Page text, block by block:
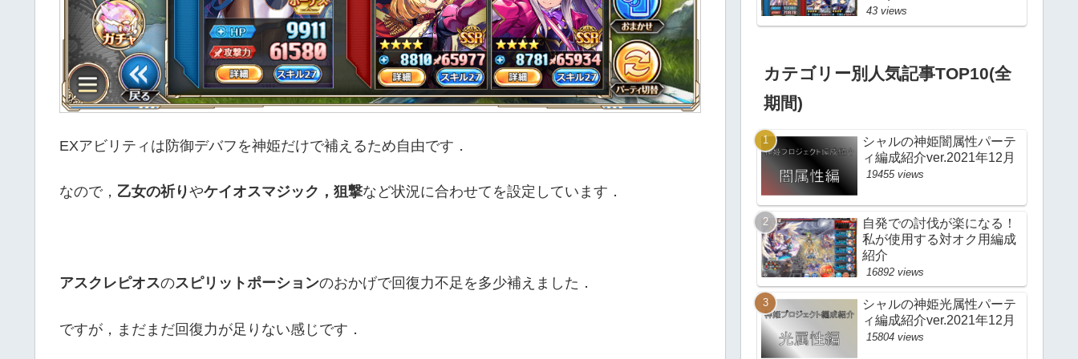
EXアビリティは防御デバフを神姫だけで補えるため自由です．
なので， 乙女の祈りやケイオスマジック，狙撃など状況に合わせてを設定しています．
アスクレピオスのスピリットポーションのおかげで回復力不足を多少補えました．
ですが，まだまだ回復力が足りない感じです．
43 views
カテゴリー別人気記事TOP10(全
期間)
シャルの神姫闇属性パーテ
ィ編成紹介ver.2021年12月
19455 views
自発での討伐が楽になる！
私が使用する対オク用編成
紹介
16892 views
シャルの神姫光属性パーテ
ィ編成紹介ver.2021年12月
15804 views